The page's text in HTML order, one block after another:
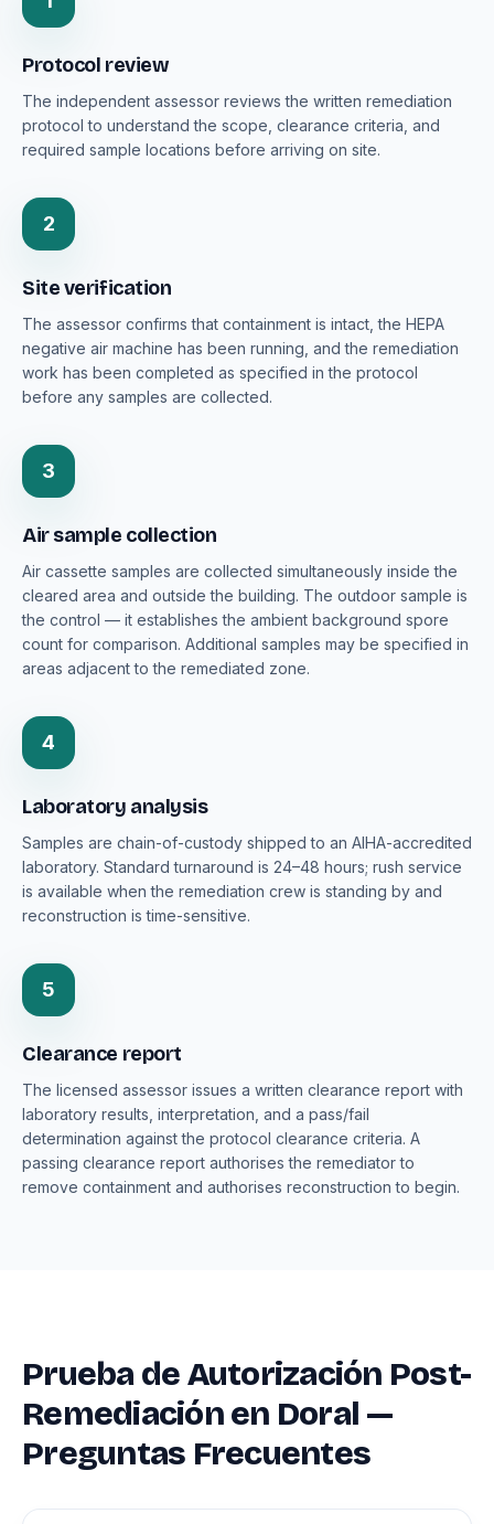
Protocol review
The independent assessor reviews the written remediation
protocol to understand the scope, clearance criteria, and
required sample locations before arriving on site.
2
Site verification
The assessor confirms that containment is intact, the HEPA
negative air machine has been running, and the remediation
work has been completed as specified in the protocol
before any samples are collected.
3
Air sample collection
Air cassette samples are collected simultaneously inside the
cleared area and outside the building. The outdoor sample is
the control — it establishes the ambient background spore
count for comparison. Additional samples may be specified in
areas adjacent to the remediated zone.
4
Laboratory analysis
Samples are chain-of-custody shipped to an AIHA-accredited
laboratory. Standard turnaround is 24–48 hours; rush service
is available when the remediation crew is standing by and
reconstruction is time-sensitive.
5
Clearance report
The licensed assessor issues a written clearance report with
laboratory results, interpretation, and a pass/fail
determination against the protocol clearance criteria. A
passing clearance report authorises the remediator to
remove containment and authorises reconstruction to begin.
Prueba de Autorización Post-
Remediación en Doral —
Preguntas Frecuentes